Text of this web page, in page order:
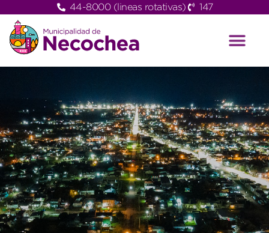
44-8000 (lineas rotativas) 147